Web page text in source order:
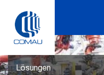
content
Lösungen